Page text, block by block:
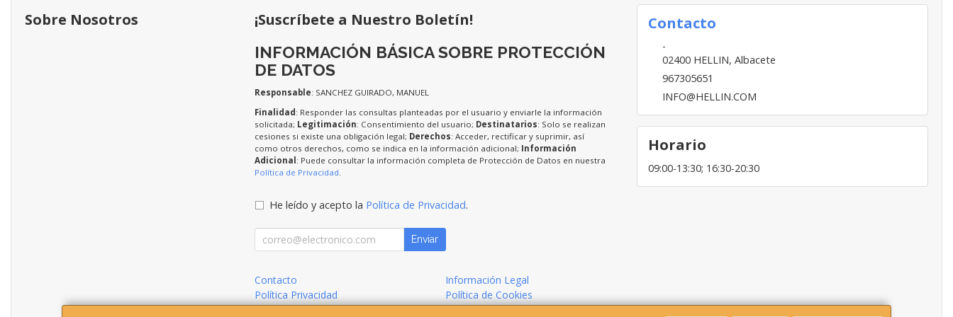
Sobre Nosotros
¡Suscríbete a Nuestro Boletín!
INFORMACIÓN BÁSICA SOBRE PROTECCIÓN
DE DATOS
Responsable: SANCHEZ GUIRADO, MANUEL
Finalidad : Responder las consultas planteadas por el usuario y enviarle la información
solicitada; Legitimación: Consentimiento del usuario; Destinatarios: Solo se realizan
cesiones si existe una obligación legal; Derechos: Acceder, rectificar y suprimir, así
como otros derechos, como se indica en la información adicional; Información
Adicional : Puede consultar la información completa de Protección de Datos en nuestra
Política de Privacidad.
He leído y acepto la Política de Privacidad.
Enviar
Contacto
Información Legal
Política Privacidad
Política de Cookies
Condiciones de Compra
Formas de Pago
Contacto
-
02400 HELLIN, Albacete
967305651
INFO@HELLIN.COM
Horario
09:00-13:30; 16:30-20:30